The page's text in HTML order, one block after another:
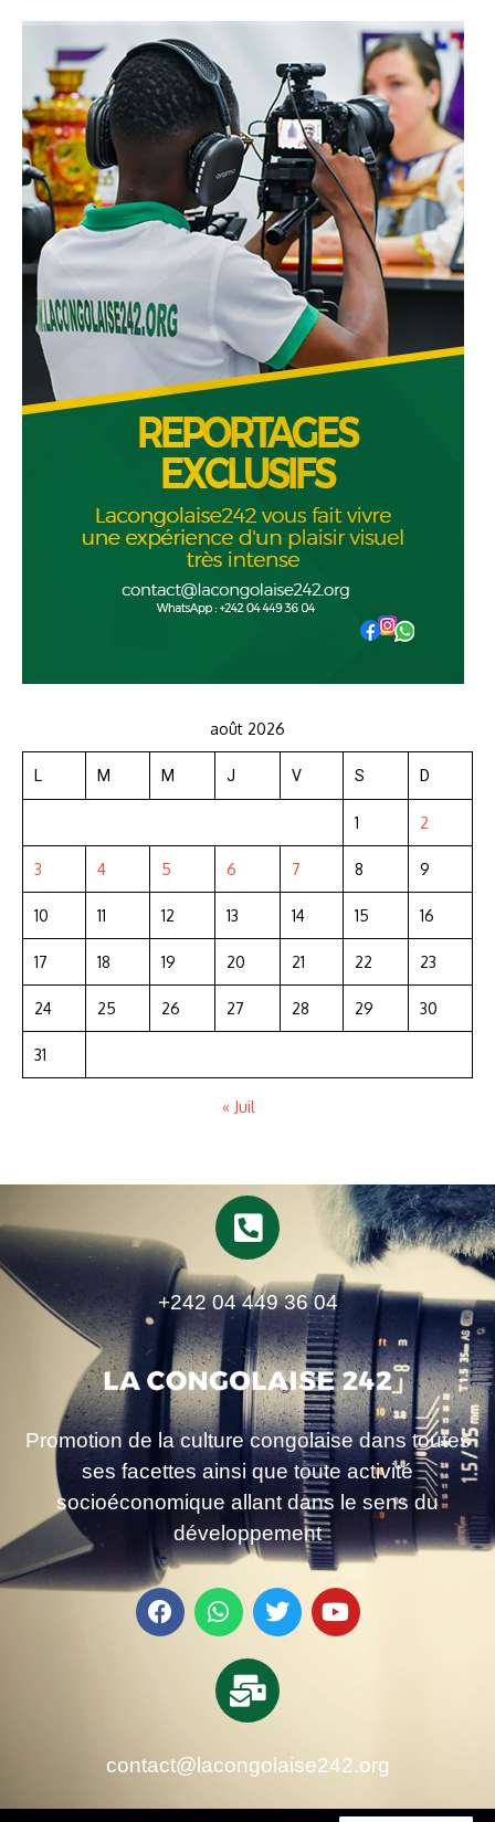
août 2026
L M M J V S D
1 2
3 4 5 6 7 8 9
10 11 12 13 14 15 16
17 18 19 20 21 22 23
24 25 26 27 28 29 30
31
« Juil
+242 04 449 36 04
Promotion de la culture congolaise dans toutes
ses facettes ainsi que toute activité
socioéconomique allant dans le sens du
développement
contact@lacongolaise242.org